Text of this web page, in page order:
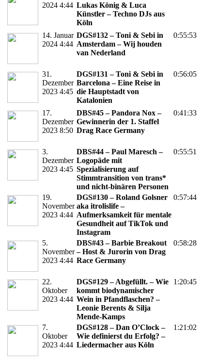
2024 4:44 Lukas König & Luca
Künstler – Techno DJs aus
Köln
14. Januar
2024 4:44
DGS#132 – Toni & Sebi in
Amsterdam – Wij houden
van Nederland
0:55:53
31.
Dezember
2023 4:45
DGS#131 – Toni & Sebi in
Barcelona – Eine Reise in
die Hauptstadt von
Katalonien
0:56:05
17.
Dezember
2023 8:50
DBS#45 – Pandora Nox –
Gewinnerin der 1. Staffel
Drag Race Germany
0:41:33
3.
Dezember
2023 4:45
DBS#44 – Paul Maresch –
Logopäde mit
Spezialisierung auf
Stimmtransition von trans*
und nicht-binären Personen
0:55:51
19.
November
2023 4:44
DGS#130 – Roland Golsner
aka itrolislife –
Aufmerksamkeit für mentale
Gesundheit auf TikTok und
Instagram
0:57:44
5.
November
2023 4:44
DBS#43 – Barbie Breakout
– Host & Jurorin von Drag
Race Germany
0:58:28
22.
Oktober
2023 4:44
DGS#129 – Abgefüllt. – Wie
kommt biodynamischer
Wein in Pfandflaschen? –
Leonie Berents & Silja
Mende-Kamps
1:20:45
7.
Oktober
2023 4:44
DGS#128 – Dan O’Clock –
Wie definierst du Erfolg? –
Liedermacher aus Köln
1:21:02